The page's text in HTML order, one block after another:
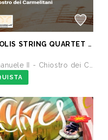
SARAH JANE MORRIS & SOLIS STRING QUARTET - Festival I Concerti del Chiostro
II - Chiostro dei Carmelitani